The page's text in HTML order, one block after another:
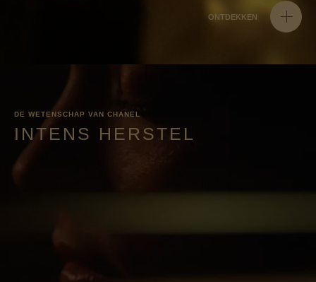
ONTDEKKEN
DE WETENSCHAP VAN CHANEL
INTENS HERSTEL